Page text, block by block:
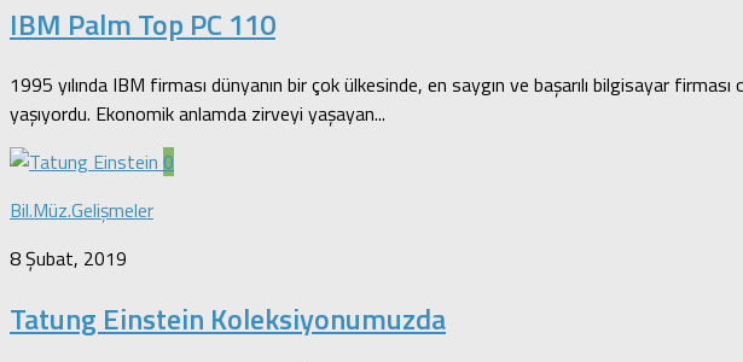
IBM Palm Top PC 110
1995 yılında IBM firması dünyanın bir çok ülkesinde, en saygın ve başarılı bilgisayar
yaşıyordu. Ekonomik anlamda zirveyi yaşayan...
0
Bil.Müz.Gelişmeler
8 Şubat, 2019
Tatung Einstein Koleksiyonumuzda